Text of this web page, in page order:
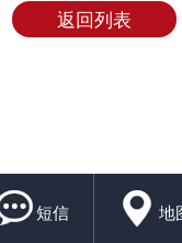
返回列表
短信  地